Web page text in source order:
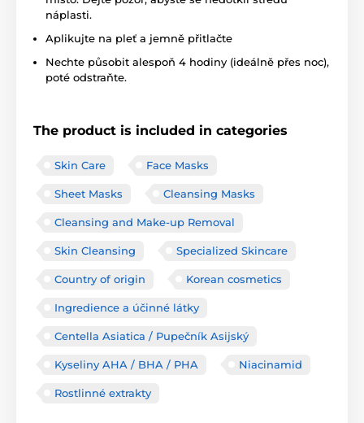
náplasti.
Aplikujte na pleť a jemně přitlačte
Nechte působit alespoň 4 hodiny (ideálně přes noc),
poté odstraňte.
The product is included in categories
Skin Care Face Masks
Sheet Masks Cleansing Masks
Cleansing and Make-up Removal
Skin Cleansing Specialized Skincare
Country of origin Korean cosmetics
Ingredience a účinné látky
Centella Asiatica / Pupečník Asijský
Kyseliny AHA / BHA / PHA Niacinamid
Rostlinné extrakty